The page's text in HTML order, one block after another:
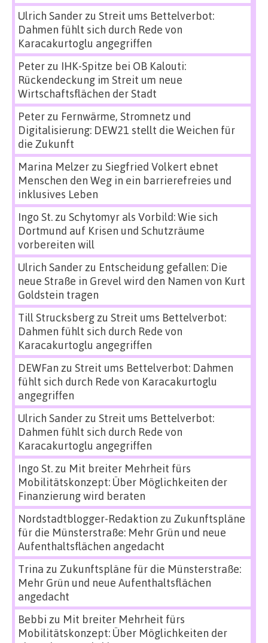
Ulrich Sanderzu Streit ums Bettelverbot:
Dahmen fühlt sich durch Rede von
Karacakurtoglu angegriffen
Peterzu IHK-Spitze bei OB Kalouti:
Rückendeckung im Streit um neue
Wirtschaftsflächen der Stadt
Peterzu Fernwärme, Stromnetz und
Digitalisierung: DEW21 stellt die Weichen für
die Zukunft
Marina Melzerzu Siegfried Volkert ebnet
Menschen den Weg in ein barrierefreies und
inklusives Leben
Ingo St.zu Schytomyr als Vorbild: Wie sich
Dortmund auf Krisen und Schutzräume
vorbereiten will
Ulrich Sanderzu Entscheidung gefallen: Die
neue Straße in Grevel wird den Namen von Kurt
Goldstein tragen
Till Strucksbergzu Streit ums Bettelverbot:
Dahmen fühlt sich durch Rede von
Karacakurtoglu angegriffen
DEWFan zu Streit ums Bettelverbot: Dahmen
fühlt sich durch Rede von Karacakurtoglu
angegriffen
Ulrich Sanderzu Streit ums Bettelverbot:
Dahmen fühlt sich durch Rede von
Karacakurtoglu angegriffen
Ingo St.zu Mit breiter Mehrheit fürs
Mobilitätskonzept: Über Möglichkeiten der
Finanzierung wird beraten
Nordstadtblogger-Redaktion zu Zukunftspläne
für die Münsterstraße: Mehr Grün und neue
Aufenthaltsflächen angedacht
Trina zu Zukunftspläne für die Münsterstraße:
Mehr Grün und neue Aufenthaltsflächen
angedacht
Bebbi zu Mit breiter Mehrheit fürs
Mobilitätskonzept: Über Möglichkeiten der